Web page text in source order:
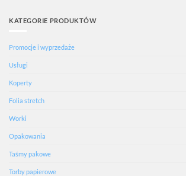
KATEGORIE PRODUKTÓW
Promocje i wyprzedaże
Usługi
Koperty
Folia stretch
Worki
Opakowania
Taśmy pakowe
Torby papierowe